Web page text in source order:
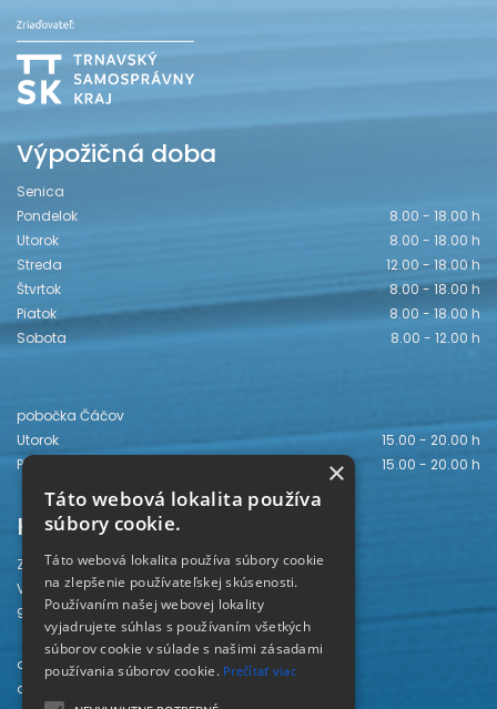
Výpožičná doba
Senica
Pondelok
8.00 - 18.00 h
Utorok
8.00 - 18.00 h
Streda
12.00 - 18.00 h
Štvrtok
8.00 - 18.00 h
Piatok
8.00 - 18.00 h
Sobota
8.00 - 12.00 h
pobočka Čáčov
Utorok
15.00 - 20.00 h
Piatok
15.00 - 20.00 h
Kontakt
Záhorská knižnica
Vajanského 28
905 01 Senica
odd. beletrie 034/654 3780
odd. odbornej literatúry 034/651 2710
×
Táto webová lokalita používa
súbory cookie.
Táto webová lokalita používa súbory cookie
na zlepšenie používateľskej skúsenosti.
Používaním našej webovej lokality
vyjadrujete súhlas s používaním všetkých
súborov cookie v súlade s našimi zásadami
používania súborov cookie. Prečítať viac